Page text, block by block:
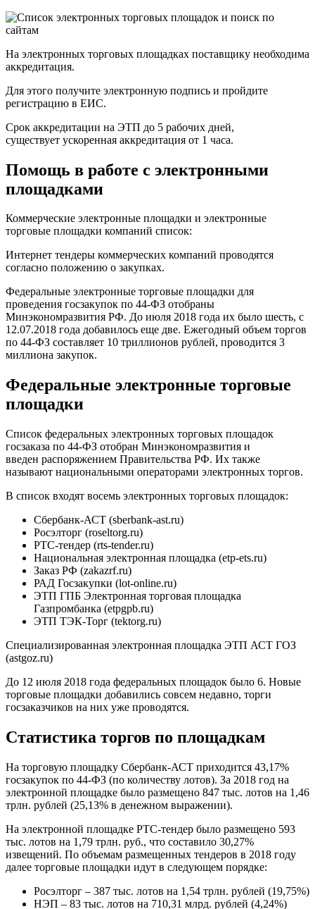
На электронных торговых площадках поставщику необходима
аккредитация.
Для этого получите электронную подпись и пройдите
регистрацию в ЕИС.
Срок аккредитации на ЭТП до 5 рабочих дней,
существует ускоренная аккредитация от 1 часа.
Помощь в работе с электронными
площадками
Коммерческие электронные площадки и электронные
торговые площадки компаний список:
Интернет тендеры коммерческих компаний проводятся
согласно положению о закупках.
Федеральные электронные торговые площадки для
проведения госзакупок по 44-ФЗ отобраны
Минэкономразвития РФ. До июля 2018 года их было шесть, с
12.07.2018 года добавилось еще две. Ежегодный объем торгов
по 44-ФЗ составляет 10 триллионов рублей, проводится 3
миллиона закупок.
Федеральные электронные торговые
площадки
Список федеральных электронных торговых площадок
госзаказа по 44-ФЗ отобран Минэкономразвития и
введен распоряжением Правительства РФ. Их также
называют национальными операторами электронных торгов.
В список входят восемь электронных торговых площадок:
Сбербанк-АСТ (sberbank-ast.ru)
Росэлторг (roseltorg.ru)
РТС-тендер (rts-tender.ru)
Национальная электронная площадка (etp-ets.ru)
Заказ РФ (zakazrf.ru)
РАД Госзакупки (lot-online.ru)
ЭТП ГПБ Электронная торговая площадка
Газпромбанка (etpgpb.ru)
ЭТП ТЭК-Торг (tektorg.ru)
Специализированная электронная площадка ЭТП АСТ ГОЗ
(astgoz.ru)
До 12 июля 2018 года федеральных площадок было 6. Новые
торговые площадки добавились совсем недавно, торги
госзаказчиков на них уже проводятся.
Статистика торгов по площадкам
На торговую площадку Сбербанк-АСТ приходится 43,17%
госзакупок по 44-ФЗ (по количеству лотов). За 2018 год на
электронной площадке было размещено 847 тыс. лотов на 1,46
трлн. рублей (25,13% в денежном выражении).
На электронной площадке РТС-тендер было размещено 593
тыс. лотов на 1,79 трлн. руб., что составило 30,27%
извещений. По объемам размещенных тендеров в 2018 году
далее торговые площадки идут в следующем порядке:
Росэлторг – 387 тыс. лотов на 1,54 трлн. рублей (19,75%)
НЭП – 83 тыс. лотов на 710,31 млрд. рублей (4,24%)